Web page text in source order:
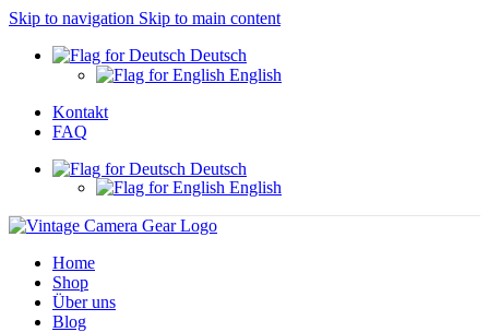
Skip to navigation Skip to main content
Deutsch
English
Kontakt
FAQ
Deutsch
English
Home
Shop
Über uns
Blog